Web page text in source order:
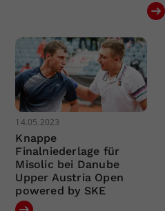
14.05.2023
Knappe
Finalniederlage für
Misolic bei Danube
Upper Austria Open
powered by SKE